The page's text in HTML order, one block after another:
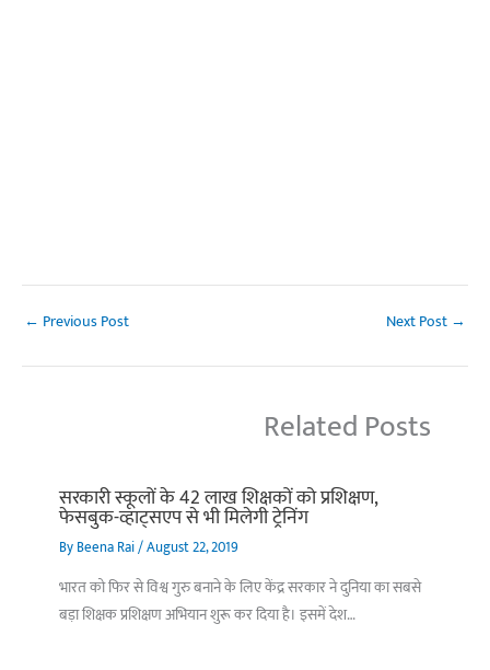
← Previous Post Next Post →
Related Posts
सरकारी स्कूलों के 42 लाख शिक्षकों को प्रशिक्षण,
फेसबुक-व्हाट्सएप से भी मिलेगी ट्रेनिंग
ByBeena Rai/August 22, 2019
भारत को फिर से विश्व गुरु बनाने के लिए केंद्र सरकार ने दुनिया का सबसे
बड़ा शिक्षक प्रशिक्षण अभियान शुरू कर दिया है। इसमें देश…